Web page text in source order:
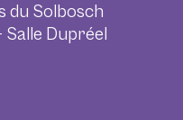
du Solbosch
Salle Dupréel